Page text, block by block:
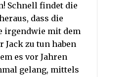
Schnell findet die
dass die
irgendwie mit dem
Jack zu tun haben
es vor Jahren
gelang, mittels